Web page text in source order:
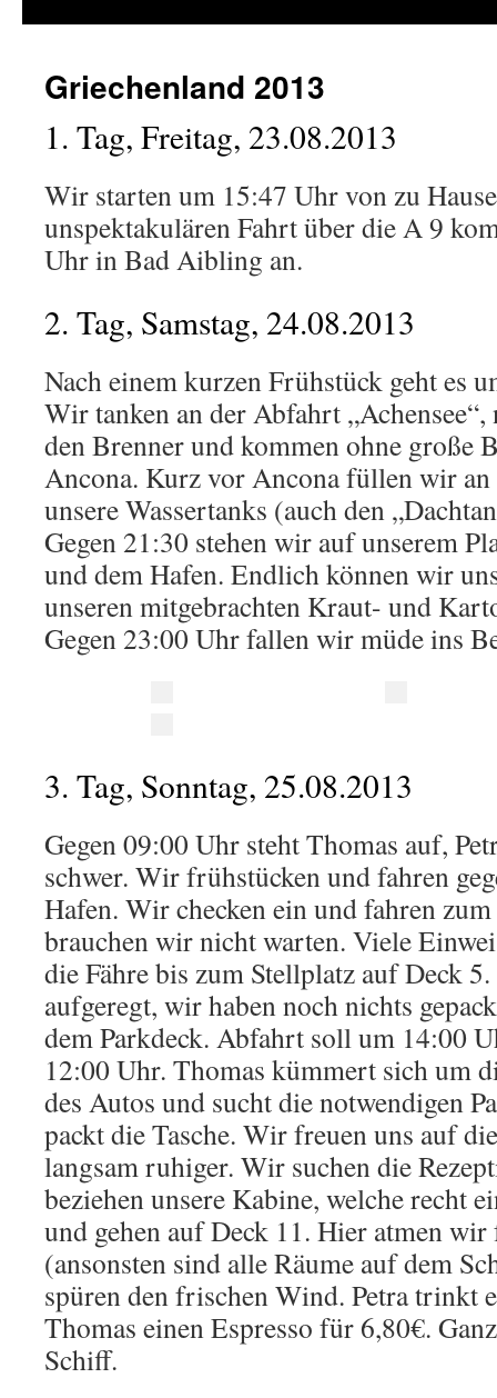
Griechenland 2013
1. Tag, Freitag, 23.08.2013
Wir starten um 15:47 Uhr von zu
unspektakulären Fahrt über die A 9
Uhr in Bad Aibling an.
2. Tag, Samstag, 24.08.2013
Nach einem kurzen Frühstück geht es
Wir tanken an der Abfahrt
den Brenner und kommen ohne große
Ancona. Kurz vor Ancona füllen wir an
unsere Wassertanks (auch den
Gegen 21:30 stehen wir auf unserem
und dem Hafen. Endlich können wir
unseren mitgebrachten Kraut- und
Gegen 23:00 Uhr fallen wir müde ins
3. Tag, Sonntag, 25.08.2013
Gegen 09:00 Uhr steht Thomas auf,
schwer. Wir frühstücken und fahren
Hafen. Wir checken ein und fahren
brauchen wir nicht warten. Viele
die Fähre bis zum Stellplatz auf Deck 5.
aufgeregt, wir haben noch nichts
dem Parkdeck. Abfahrt soll um 14:00
12:00 Uhr. Thomas kümmert sich um
des Autos und sucht die notwendigen
packt die Tasche. Wir freuen uns auf
langsam ruhiger. Wir suchen die
beziehen unsere Kabine, welche recht
und gehen auf Deck 11. Hier atmen
(ansonsten sind alle Räume auf dem
spüren den frischen Wind. Petra trinkt
Thomas einen Espresso für 6,80€.
Schiff.